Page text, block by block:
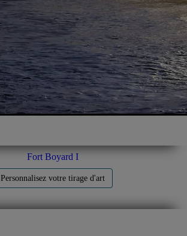
Fort Boyard I
Personnalisez votre tirage d'art